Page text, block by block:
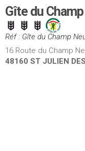
Gîte du
Réf : Gîte du Champ
16 Route du Champ
48160 ST JULIEN